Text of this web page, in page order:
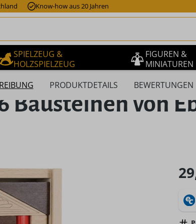
Know-how aus 20 Jahren
SPIELZEUG &
HOLZSPIELZEUG
FIGUREN &
MINIATUREN
PRODUKTDETAILS BEWERTUNGEN
Bausteinen von